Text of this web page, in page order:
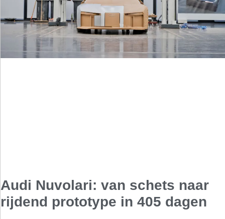
Audi Nuvolari: van schets naar
rijdend prototype in 405 dagen